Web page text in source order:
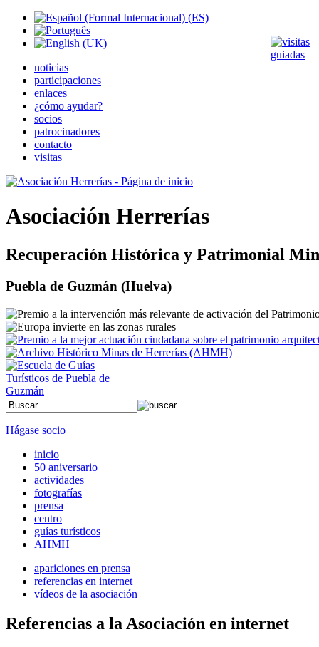
noticias
participaciones
enlaces
¿cómo ayudar?
socios
patrocinadores
contacto
visitas
Asociación Herrerías
Recuperación Histórica y Patrimonial
Puebla de Guzmán (Huelva)
Hágase socio
inicio
50 aniversario
actividades
fotografías
prensa
centro
guías turísticos
AHMH
apariciones en prensa
referencias en internet
vídeos de la asociación
Referencias a la Asociación en internet